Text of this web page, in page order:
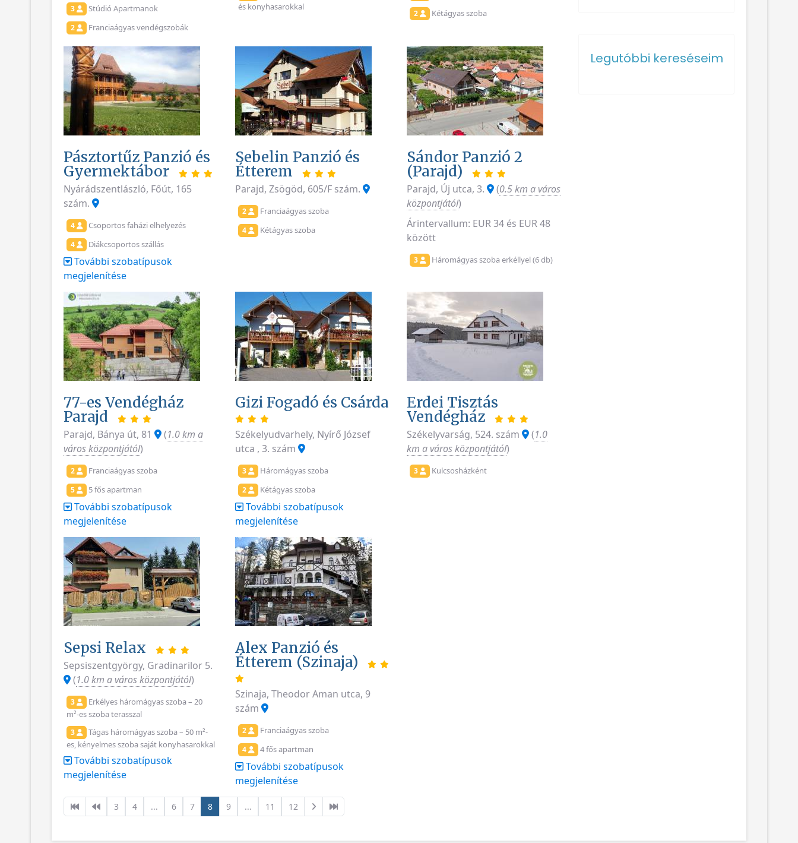
3 Stúdió Apartmanok
2 Franciaágyas vendégszobák
és konyhasarokkal
2 Kétágyas szoba
Pásztortűz Panzió és
Gyermektábor
Nyárádszentlászló, Főút, 165
szám.
4 Csoportos faházi elhelyezés
4 Diákcsoportos szállás
További szobatípusok
megjelenítése
Sebelin Panzió és
Étterem
Parajd, Zsögöd, 605/F szám.
2 Franciaágyas szoba
4 Kétágyas szoba
Sándor Panzió 2
(Parajd)
Parajd, Új utca, 3. (0.5 km a város
központjától)
Árintervallum: EUR 34 és EUR 48
között
3 Háromágyas szoba erkéllyel (6 db)
77-es Vendégház
Parajd
Parajd, Bánya út, 81 (1.0 km a
város központjától)
2 Franciaágyas szoba
5 5 fős apartman
További szobatípusok
megjelenítése
Gizi Fogadó és Csárda
Székelyudvarhely, Nyírő József
utca , 3. szám
3 Háromágyas szoba
2 Kétágyas szoba
További szobatípusok
megjelenítése
Erdei Tisztás
Vendégház
Székelyvarság, 524. szám (1.0
km a város központjától)
3 Kulcsosházként
Sepsi Relax
Sepsiszentgyörgy, Gradinarilor 5.
(1.0 km a város központjától)
3
Erkélyes háromágyas szoba – 20
m²-es szoba terasszal
3
Tágas háromágyas szoba – 50 m²-
es, kényelmes szoba saját konyhasarokkal
További szobatípusok
megjelenítése
Alex Panzió és
Étterem (Szinaja)
Szinaja, Theodor Aman utca, 9
szám
2 Franciaágyas szoba
4 4 fős apartman
További szobatípusok
megjelenítése
3 4 ... 6 7 8 9 ... 11 12
Legutóbbi kereséseim